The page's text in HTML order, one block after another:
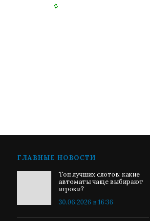
ГЛАВНЫЕ НОВОСТИ
Топ лучших слотов: какие
автоматы чаще выбирают
игроки?
30.06.2026 в 16:36